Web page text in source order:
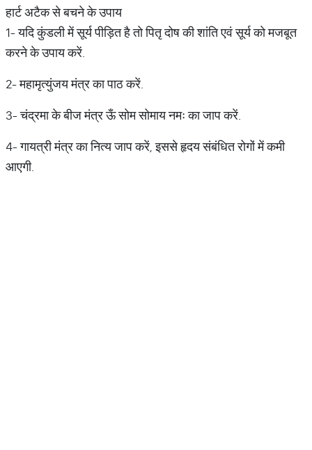
हार्ट अटैक से बचने के उपाय
1- यदि कुंडली में सूर्य पीड़ित है तो पितृ दोष की शांति एवं सूर्य को मजबूत
करने के उपाय करें.
2- महामृत्युंजय मंत्र का पाठ करें.
3- चंद्रमा के बीज मंत्र ऊँ सोम सोमाय नमः का जाप करें.
4- गायत्री मंत्र का नित्य जाप करें, इससे हृदय संबंधित रोगों में कमी
आएगी.